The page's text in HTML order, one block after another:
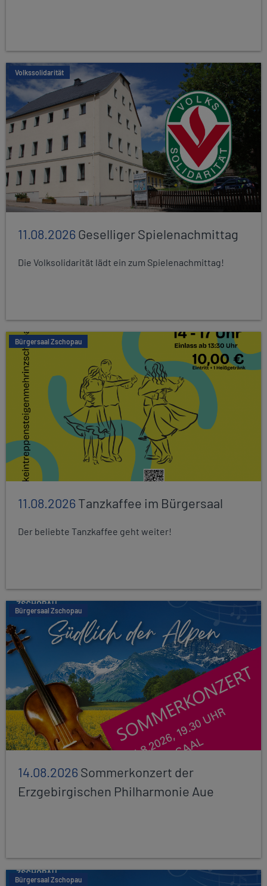
Volkssolidarität
11.08.2026Geselliger Spielenachmittag
Die Volksolidarität lädt ein zum Spielenachmittag!
Bürgersaal Zschopau
11.08.2026Tanzkaffee im Bürgersaal
Der beliebte Tanzkaffee geht weiter!
Bürgersaal Zschopau
14.08.2026Sommerkonzert der
Erzgebirgischen Philharmonie Aue
Bürgersaal Zschopau